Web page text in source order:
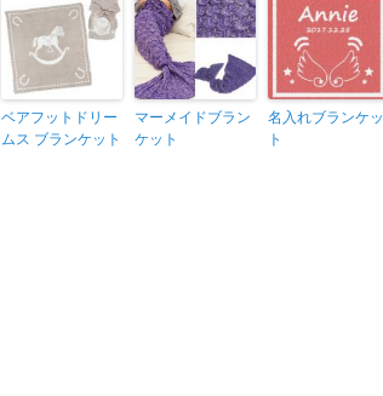
ベアフットドリー
ムス ブランケット
マーメイドブラン
ケット
名入れブランケッ
ト